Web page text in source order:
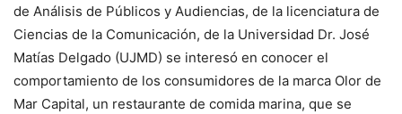
de Análisis de Públicos y Audiencias, de la licenciatura de
Ciencias de la Comunicación, de la Universidad Dr. José
Matías Delgado (UJMD) se interesó en conocer el
comportamiento de los consumidores de la marca Olor de
Mar Capital, un restaurante de comida marina, que se